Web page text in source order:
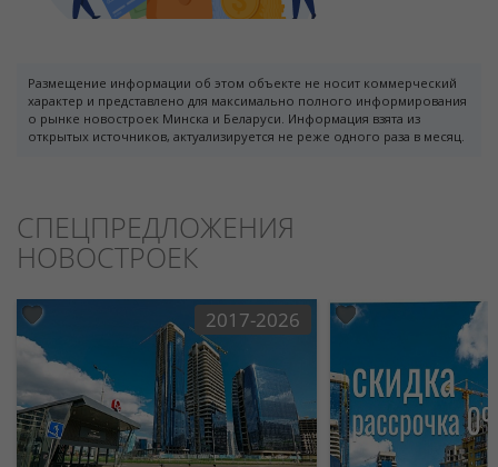
Размещение информации об этом объекте не носит коммерческий
характер и представлено для максимально полного информирования
о рынке новостроек Минска и Беларуси. Информация взята из
открытых источников, актуализируется не реже одного раза в месяц.
СПЕЦПРЕДЛОЖЕНИЯ
НОВОСТРОЕК
2017-2026